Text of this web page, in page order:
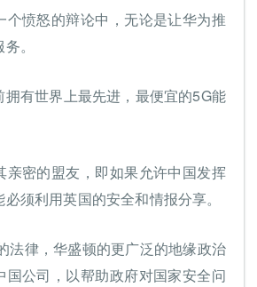
个愤怒的辩论中，无论是让华为推
。
有世界上最先进，最便宜的5G能
亲密的盟友，即如果允许中国发挥
须利用英国的安全和情报分享。
法律，华盛顿的更广泛的地缘政治
国公司，以帮助政府对国家安全问